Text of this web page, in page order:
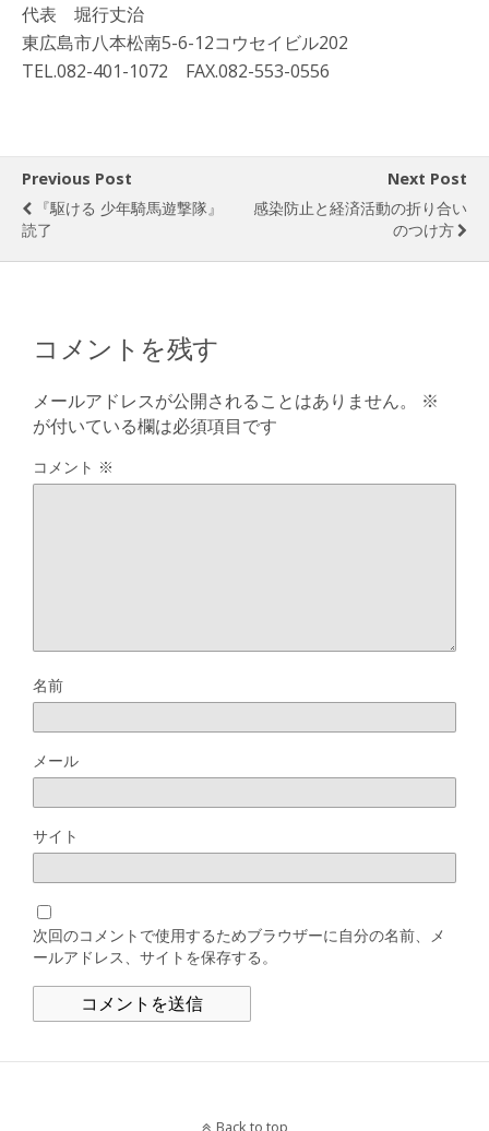
代表 堀行丈治
東広島市八本松南5-6-12コウセイビル202
TEL.082-401-1072 FAX.082-553-0556
Previous Post
『駆ける 少年騎馬遊撃隊』
読了
Next Post
感染防止と経済活動の折り合い
のつけ方
コメントを残す
メールアドレスが公開されることはありません。
※
が付いている欄は必須項目です
コメント ※
名前
メール
サイト
次回のコメントで使用するためブラウザーに自分の名前、メ
ールアドレス、サイトを保存する。
Back to top